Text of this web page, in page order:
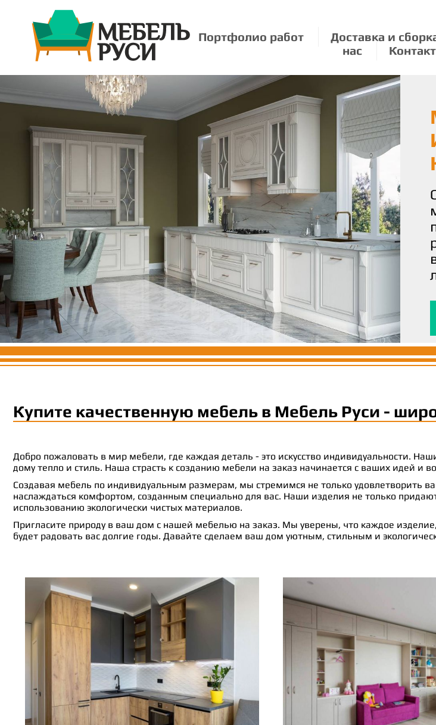
Портфолио работ Доставка и
нас
Купите качественную мебель в Мебель Руси -
Добро пожаловать в мир мебели, где каждая деталь - это искусство индивидуальности.
дому тепло и стиль. Наша страсть к созданию мебели на заказ начинается с ваших идей
Создавая мебель по индивидуальным размерам, мы стремимся не только удовлетворить
наслаждаться комфортом, созданным специально для вас. Наши изделия не только
использованию экологически чистых материалов.
Пригласите природу в ваш дом с нашей мебелью на заказ. Мы уверены, что каждое
будет радовать вас долгие годы. Давайте сделаем ваш дом уютным, стильным и